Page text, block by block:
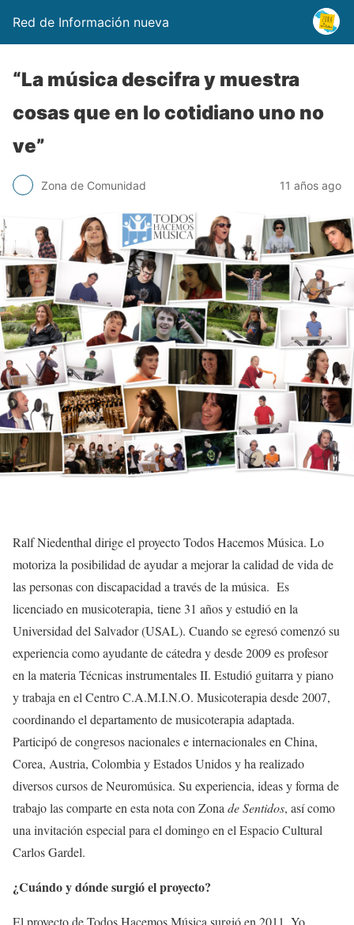
Red de Información nueva
“La música descifra y muestra
cosas que en lo cotidiano uno no
ve”
Zona de Comunidad 11 años ago
Ralf Niedenthal dirige el proyecto Todos Hacemos Música. Lo
motoriza la posibilidad de ayudar a mejorar la calidad de vida de
las personas con discapacidad a través de la música. Es
licenciado en musicoterapia, tiene 31 años y estudió en la
Universidad del Salvador (USAL). Cuando se egresó comenzó su
experiencia como ayudante de cátedra y desde 2009 es profesor
en la materia Técnicas instrumentales II. Estudió guitarra y piano
y trabaja en el Centro C.A.M.I.N.O. Musicoterapia desde 2007,
coordinando el departamento de musicoterapia adaptada.
Participó de congresos nacionales e internacionales en China,
Corea, Austria, Colombia y Estados Unidos y ha realizado
diversos cursos de Neuromúsica. Su experiencia, ideas y forma de
trabajo las comparte en esta nota con Zona de Sentidos, así como
una invitación especial para el domingo en el Espacio Cultural
Carlos Gardel.
¿Cuándo y dónde surgió el proyecto?
El proyecto de Todos Hacemos Música surgió en 2011. Yo